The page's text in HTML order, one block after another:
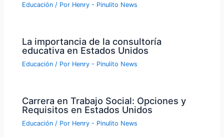
Educación / Por Henry - Pinulito News
La importancia de la consultoría
educativa en Estados Unidos
Educación / Por Henry - Pinulito News
Carrera en Trabajo Social: Opciones y
Requisitos en Estados Unidos
Educación / Por Henry - Pinulito News